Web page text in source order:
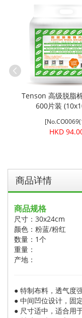
Tenson 高级脱脂
600片装
HKD
商品详情
商品规格
尺寸：30x24cm
颜色：粉蓝/粉红
数量：1个
重量：
产地：
● 特制布料，透气度
● 中间凹位设计，固
● 尺寸适中，适合用